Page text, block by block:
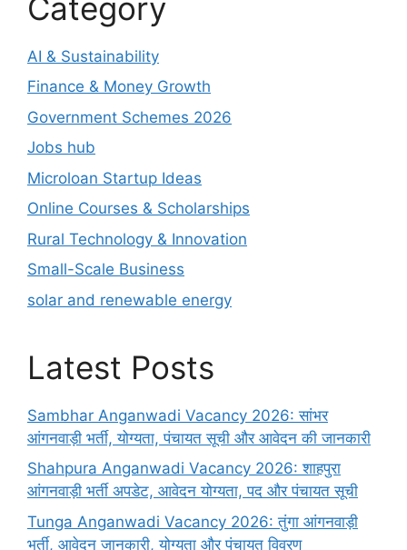
Category
AI & Sustainability
Finance & Money Growth
Government Schemes 2026
Jobs hub
Microloan Startup Ideas
Online Courses & Scholarships
Rural Technology & Innovation
Small-Scale Business
solar and renewable energy
Latest Posts
Sambhar Anganwadi Vacancy 2026: सांभर
आंगनवाड़ी भर्ती, योग्यता, पंचायत सूची और आवेदन की जानकारी
Shahpura Anganwadi Vacancy 2026: शाहपुरा
आंगनवाड़ी भर्ती अपडेट, आवेदन योग्यता, पद और पंचायत सूची
Tunga Anganwadi Vacancy 2026: तुंगा आंगनवाड़ी
भर्ती, आवेदन जानकारी, योग्यता और पंचायत विवरण